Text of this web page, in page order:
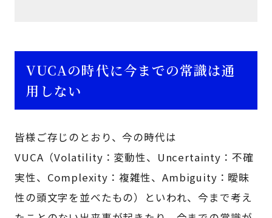
VUCAの時代に今までの常識は通
用しない
皆様ご存じのとおり、今の時代は
VUCA（Volatility：変動性、Uncertainty：不確
実性、Complexity：複雑性、Ambiguity：曖昧
性の頭文字を並べたもの）といわれ、今まで考え